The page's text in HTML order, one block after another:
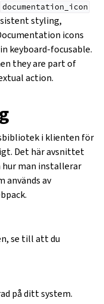
documentation_icon
styling,
icons
keyboard-focusable.
they are part of
action.
i klienten för
Det här avsnittet
man installerar
används av
se till att du
på ditt system.